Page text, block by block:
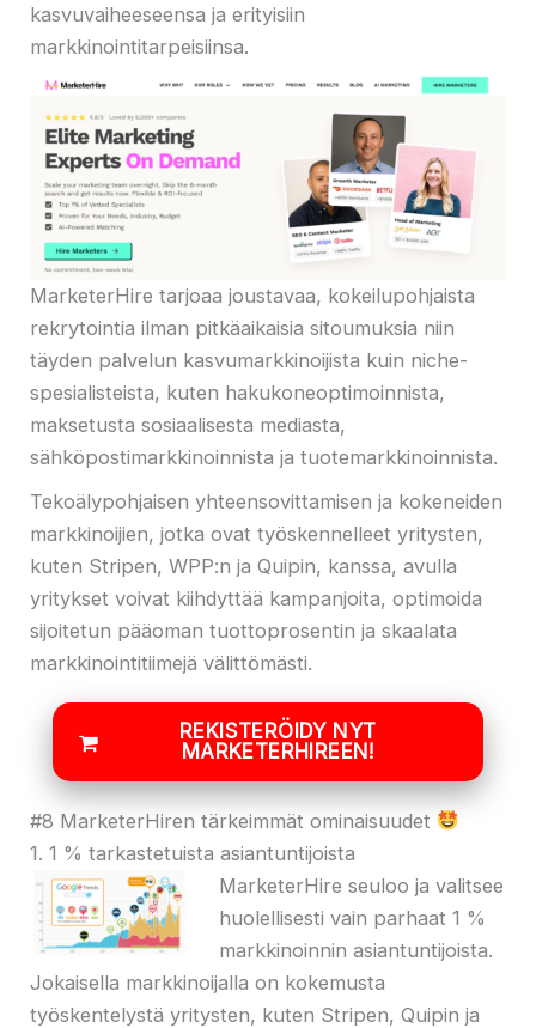
kasvuvaiheeseensa ja erityisiin
markkinointitarpeisiinsa.
MarketerHire tarjoaa joustavaa, kokeilupohjaista
rekrytointia ilman pitkäaikaisia ​​sitoumuksia niin
täyden palvelun kasvumarkkinoijista kuin niche-
spesialisteista, kuten hakukoneoptimoinnista,
maksetusta sosiaalisesta mediasta,
sähköpostimarkkinoinnista ja tuotemarkkinoinnista.
Tekoälypohjaisen yhteensovittamisen ja kokeneiden
markkinoijien, jotka ovat työskennelleet yritysten,
kuten Stripen, WPP:n ja Quipin, kanssa, avulla
yritykset voivat kiihdyttää kampanjoita, optimoida
sijoitetun pääoman tuottoprosentin ja skaalata
markkinointitiimejä välittömästi.
REKISTERÖIDY NYT
MARKETERHIREEN!
#8 MarketerHiren tärkeimmät ominaisuudet
1. 1 % tarkastetuista asiantuntijoista
MarketerHire seuloo ja valitsee
huolellisesti vain parhaat 1 %
markkinoinnin asiantuntijoista.
Jokaisella markkinoijalla on kokemusta
työskentelystä yritysten, kuten Stripen, Quipin ja